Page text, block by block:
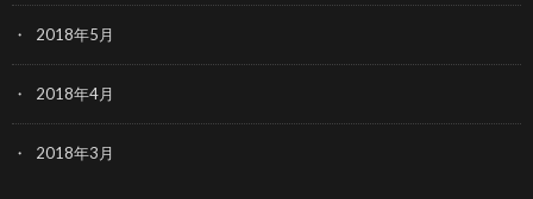
2018年5月
2018年4月
2018年3月